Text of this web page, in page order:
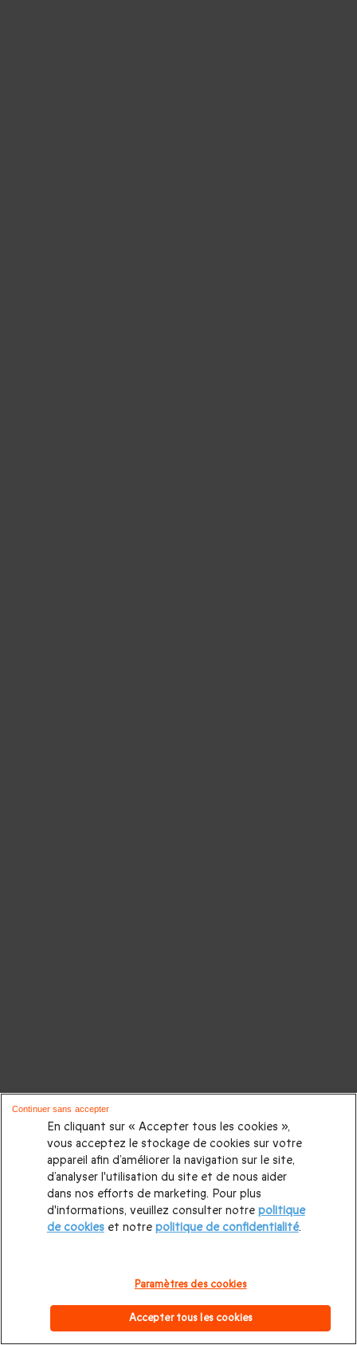
En cliquant sur « Accepter tous les cookies »,
vous acceptez le stockage de cookies sur votre
appareil afin d’améliorer la navigation sur le site,
d’analyser l'utilisation du site et de nous aider
dans nos efforts de marketing. Pour plus
d'informations, veuillez consulter notre politique
de cookieset notre politique de confidentialité.
Paramètres des cookies
Accepter tous les cookies
Continuer sans accepter